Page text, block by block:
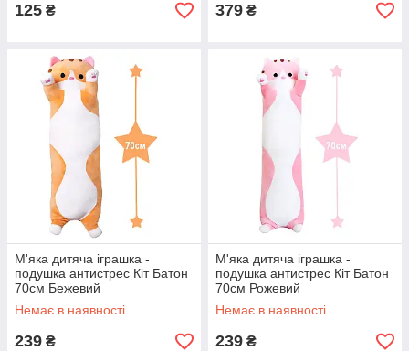
125 ₴ 379 ₴
М'яка дитяча іграшка -
подушка антистрес Кіт Батон
70см Бежевий
Немає в наявності
239 ₴
М'яка дитяча іграшка -
подушка антистрес Кіт Батон
70см Рожевий
Немає в наявності
239 ₴